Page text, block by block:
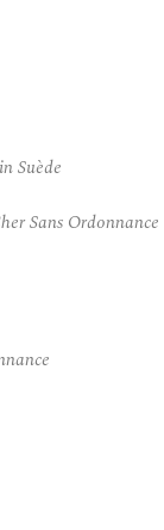
Suède
Sans Ordonnance